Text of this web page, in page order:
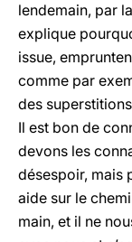
lendemain, par
explique
issue,
comme par
des
Il est bon de
devons les
désespoir, mais
aide sur le
main, et il ne